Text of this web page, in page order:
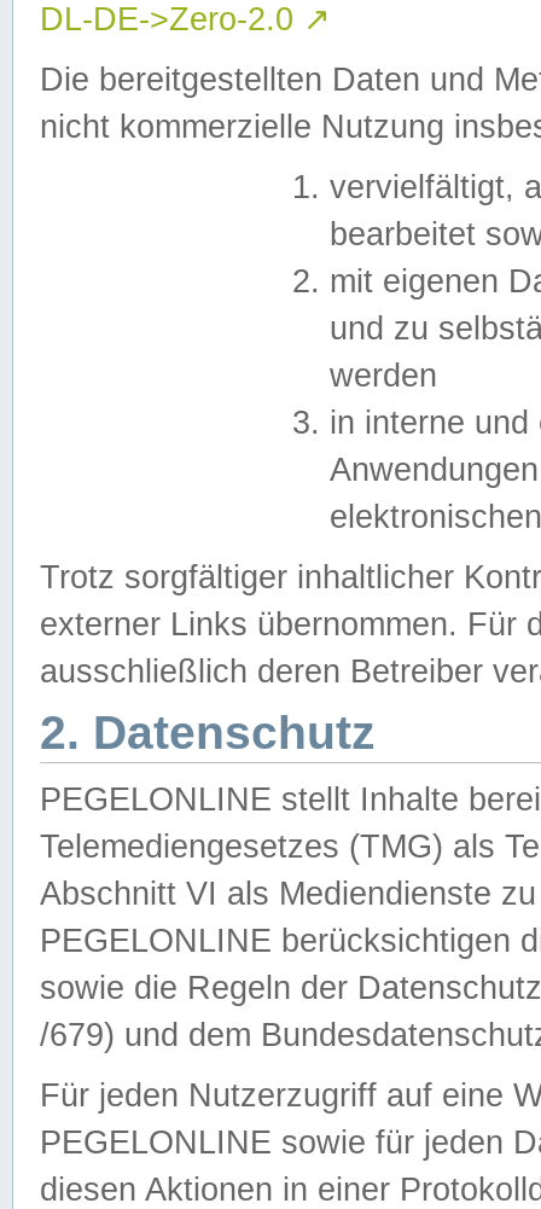
DL-DE->Zero-2.0 ↗
Die bereitgestellten Daten und
nicht kommerzielle Nutzung
vervielfältigt,
bearbeitet
mit eigenen
und zu
werden
in interne
Trotz sorgfältiger inhaltlicher
externer Links übernommen. Für
ausschließlich deren Betreiber
2. Datenschutz
PEGELONLINE stellt Inhalte
Telemediengesetzes (TMG) als
Abschnitt VI als Mediendienste
PEGELONLINE berücksichtigen
sowie die Regeln der
/679) und dem
Für jeden Nutzerzugriff auf eine
PEGELONLINE sowie für jeden
diesen Aktionen in einer